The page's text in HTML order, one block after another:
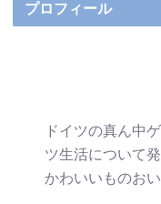
プロフィール
ドイツの真ん中
ツ生活について
かわいいものお